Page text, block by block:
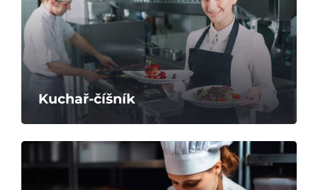
Úvod
Aktuálně
Škola
Kuchař-číšník